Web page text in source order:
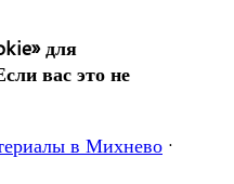
для
вас это не
в Михнево ·